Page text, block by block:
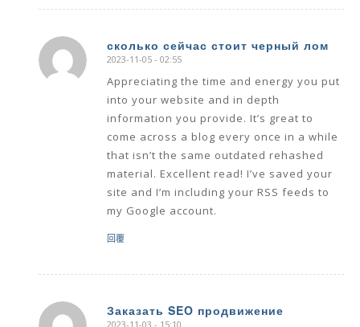
сколько сейчас стоит черный лом
says:
2023-11-05 - 02:55
Appreciating the time and energy you put
into your website and in depth
information you provide. It’s great to
come across a blog every once in a while
that isn’t the same outdated rehashed
material. Excellent read! I’ve saved your
site and I’m including your RSS feeds to
my Google account.
回覆
Заказать SEO продвижение
2023-11-03 - 15:10